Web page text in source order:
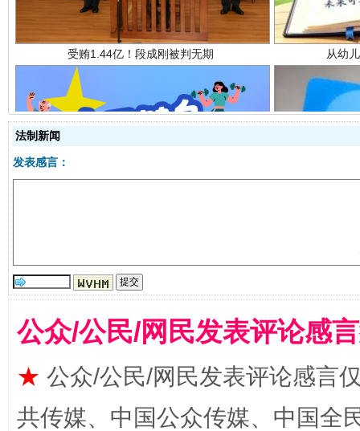
全民健身五年计划来了！等你上场
阿坝州三大球赛在茂县开幕 规模
法制新闻
发表感言：
公众/公民/网民发表评论感
★ 公众/公民/网民发表评论感言
共传媒、中国公众传媒、中国全